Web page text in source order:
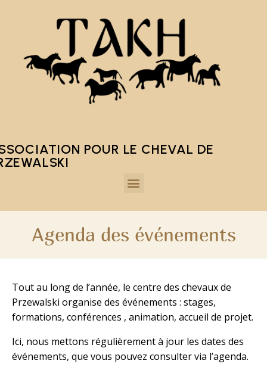
POUR LE CHEVAL DE
Agenda des événements
Tout au long de l’année, le centre des chevaux de
Przewalski organise des événements : stages,
formations, conférences , animation, accueil de projet.
Ici, nous mettons régulièrement à jour les dates des
événements, que vous pouvez consulter via l’agenda.